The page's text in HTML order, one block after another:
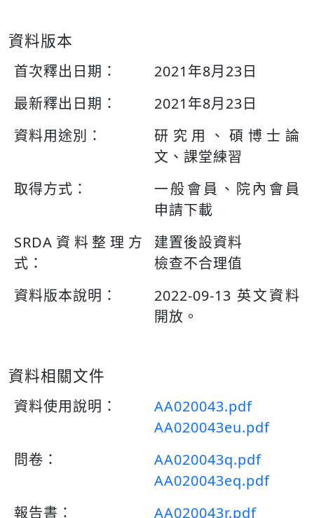
資料版本
首次釋出日期：
2021年8月23日
最新釋出日期：
2021年8月23日
資料用途別：
研究用、碩博士論
文、課堂練習
取得方式：
一般會員、院內會員
申請下載
SRDA資料整理方
式：
建置後設資料
檢查不合理值
資料版本說明：
2022-09-13 英文資料
開放。
資料相關文件
資料使用說明：
AA020043.pdf
AA020043eu.pdf
問卷：
AA020043q.pdf
AA020043eq.pdf
報告書：
AA020043r.pdf